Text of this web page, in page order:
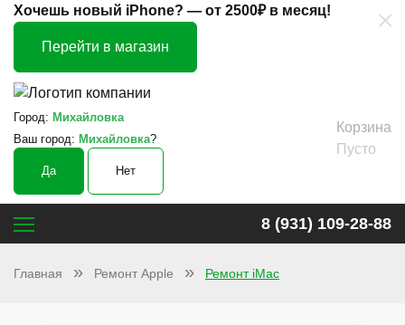
Хочешь новый iPhone? — от 2500₽ в месяц!
Перейти в магазин
Город: Михайловка
Ваш город: Михайловка?
Да Нет
Корзина
Пусто
8 (931) 109-28-88
Главная Ремонт Apple Ремонт iMac
×